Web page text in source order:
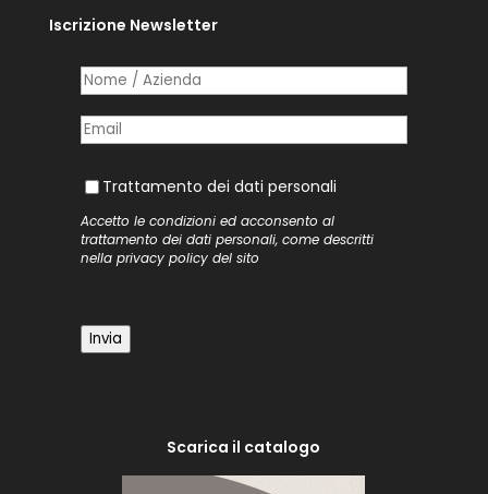
Iscrizione Newsletter
Nome /​ Azienda
Posta elettronica
Trattamento dei dati personali
Trattamento dei dati personali
Accetto le condizioni ed acconsento al
trattamento dei dati personali, come descritti
nella privacy policydel sito
Invia
Scarica il catalogo